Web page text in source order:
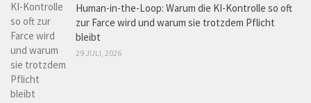
Human-in-the-Loop: Warum die KI-Kontrolle so oft
zur Farce wird und warum sie trotzdem Pflicht
bleibt
29 JULI, 2026